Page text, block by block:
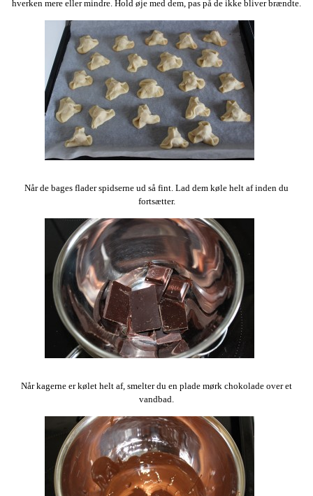
hverken mere eller mindre. Hold øje med dem, pas på de ikke bliver brændte.
Når de bages flader spidserne ud så fint. Lad dem køle helt af inden du
fortsætter.
Når kagerne er kølet helt af, smelter du en plade mørk chokolade over et
vandbad.